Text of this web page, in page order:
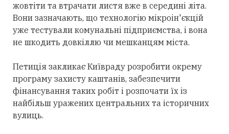
жовтіти та втрачати листя вже в середині літа.
Вони зазначають, що технологію мікроін'єкцій
уже тестували комунальні підприємства, і вона
не шкодить довкіллю чи мешканцям міста.
Петиція закликає Київраду розробити окрему
програму захисту каштанів, забезпечити
фінансування таких робіт і розпочати їх із
найбільш уражених центральних та історичних
вулиць.